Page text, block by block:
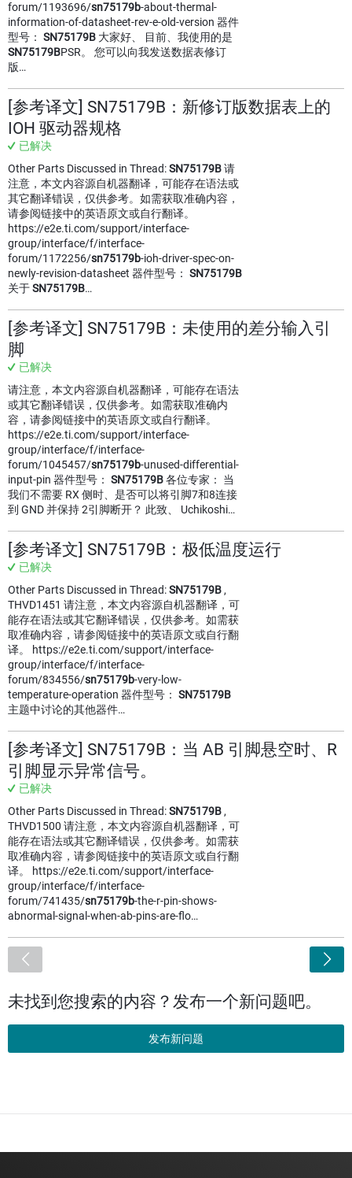
forum/1193696/sn75179b-about-thermal-
information-of-datasheet-rev-e-old-version 器件
型号： SN75179B 大家好、 目前、我使用的是
SN75179BPSR。 您可以向我发送数据表修订
版…
[参考译文] SN75179B：新修订版数据表上的
IOH 驱动器规格
已解决
Other Parts Discussed in Thread:SN75179B请
注意，本文内容源自机器翻译，可能存在语法或
其它翻译错误，仅供参考。如需获取准确内容，
请参阅链接中的英语原文或自行翻译。
https://e2e.ti.com/support/interface-
group/interface/f/interface-
forum/1172256/sn75179b-ioh-driver-spec-on-
newly-revision-datasheet 器件型号： SN75179B
关于SN75179B…
[参考译文] SN75179B：未使用的差分输入引
脚
已解决
请注意，本文内容源自机器翻译，可能存在语法
或其它翻译错误，仅供参考。如需获取准确内
容，请参阅链接中的英语原文或自行翻译。
https://e2e.ti.com/support/interface-
group/interface/f/interface-
forum/1045457/sn75179b-unused-differential-
input-pin 器件型号： SN75179B各位专家： 当
我们不需要 RX 侧时、是否可以将引脚7和8连接
到 GND 并保持 2引脚断开？ 此致、 Uchikoshi…
[参考译文] SN75179B：极低温度运行
已解决
Other Parts Discussed in Thread:SN75179B ,
THVD1451 请注意，本文内容源自机器翻译，可
能存在语法或其它翻译错误，仅供参考。如需获
取准确内容，请参阅链接中的英语原文或自行翻
译。 https://e2e.ti.com/support/interface-
group/interface/f/interface-
forum/834556/sn75179b-very-low-
temperature-operation 器件型号： SN75179B
主题中讨论的其他器件…
[参考译文] SN75179B：当 AB 引脚悬空时、R
引脚显示异常信号。
已解决
Other Parts Discussed in Thread:SN75179B ,
THVD1500 请注意，本文内容源自机器翻译，可
能存在语法或其它翻译错误，仅供参考。如需获
取准确内容，请参阅链接中的英语原文或自行翻
译。 https://e2e.ti.com/support/interface-
group/interface/f/interface-
forum/741435/sn75179b-the-r-pin-shows-
abnormal-signal-when-ab-pins-are-flo…
未找到您搜索的内容？发布一个新问题吧。
发布新问题